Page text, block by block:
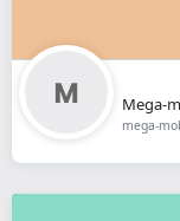
Mega-
mega-